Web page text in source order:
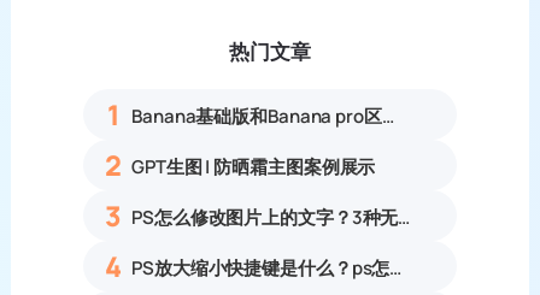
热门文章
1 Banana基础版和Banana pro区别对比丨具体案例应用+使用教程
2 GPT生图 | 防晒霜主图案例展示
3 PS怎么修改图片上的文字？3种无痕改字方法，新手也能搞定
4 PS放大缩小快捷键是什么？ps怎么把图片拉大拉小？